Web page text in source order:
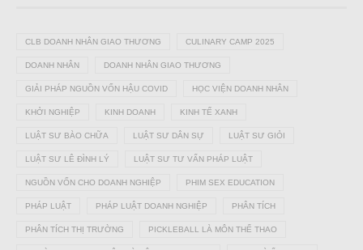
CLB DOANH NHÂN GIAO THƯƠNG CULINARY CAMP 2025
DOANH NHÂN DOANH NHÂN GIAO THƯƠNG
GIẢI PHÁP NGUỒN VỐN HẬU COVID HỌC VIỆN DOANH NHÂN
KHỞI NGHIỆP KINH DOANH KINH TẾ XANH
LUẬT SƯ BÀO CHỮA LUẬT SƯ DÂN SỰ LUẬT SƯ GIỎI
LUẬT SƯ LÊ ĐÌNH LÝ LUẬT SƯ TƯ VẤN PHÁP LUẬT
NGUỒN VỐN CHO DOANH NGHIỆP PHIM SEX EDUCATION
PHÁP LUẬT PHÁP LUẬT DOANH NGHIỆP PHÂN TÍCH
PHÂN TÍCH THỊ TRƯỜNG PICKLEBALL LÀ MÔN THỂ THAO